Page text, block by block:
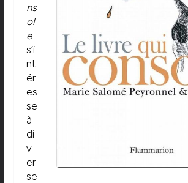
ns
ol
e
s’i
nt
ér
es
se
à
di
v
er
se